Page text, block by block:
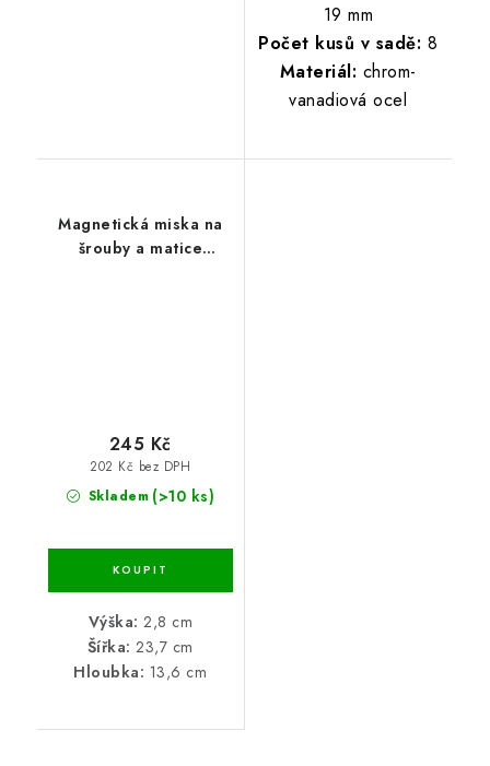
19 mm
Počet kusů v sadě: 8
Materiál: chrom-
vanadiová ocel
Magnetická miska na
šrouby a matice
Skladem (>10 ks)
202 Kč bez DPH
245 Kč
Výška: 2,8 cm
Šířka: 23,7 cm
Hloubka: 13,6 cm